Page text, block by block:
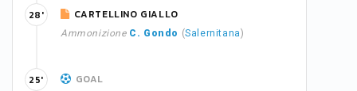
CARTELLINO GIALLO
Ammonizione C. Gondo (Salernitana)
28'
GOAL
25'